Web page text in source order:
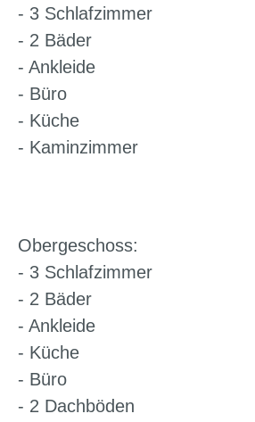
- 3 Schlafzimmer
- 2 Bäder
- Ankleide
- Büro
- Küche
- Kaminzimmer
Obergeschoss:
- 3 Schlafzimmer
- 2 Bäder
- Ankleide
- Küche
- Büro
- 2 Dachböden